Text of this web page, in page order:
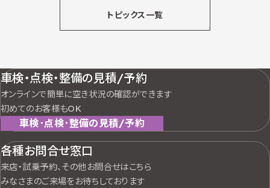
トピックス一覧
車検・点検・整備の見積/予約
オンラインで簡単に空き状況の確認ができます
初めてのお客様もOK
車検･点検･整備の見積/予約
各種お問合せ窓口
来店・試乗予約、その他お問合せはこちら
みなさまのご来場をお待ちしております